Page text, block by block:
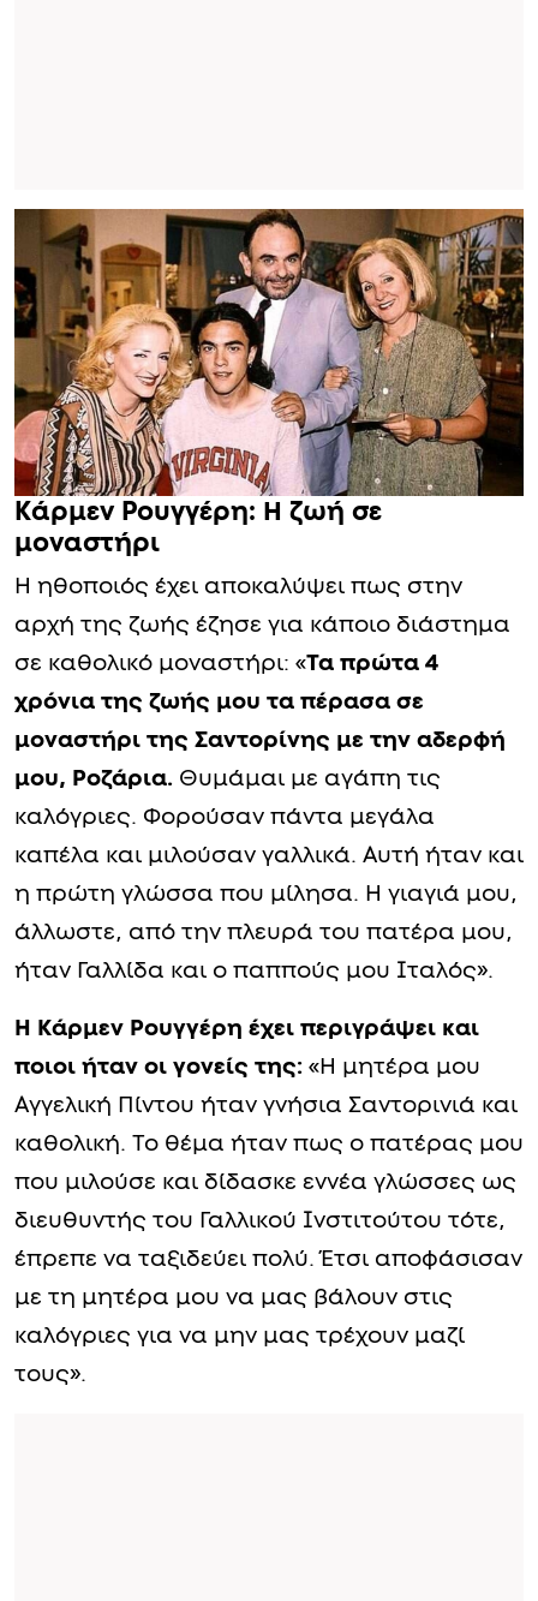
Κάρμεν Ρουγγέρη: Η ζωή σε
μοναστήρι
Η ηθοποιός έχει αποκαλύψει πως στην
αρχή της ζωής έζησε για κάποιο διάστημα
σε καθολικό μοναστήρι: «Τα πρώτα 4
χρόνια της ζωής μου τα πέρασα σε
μοναστήρι της Σαντορίνης με την αδερφή
μου, Ροζάρια. Θυμάμαι με αγάπη τις
καλόγριες. Φορούσαν πάντα μεγάλα
καπέλα και μιλούσαν γαλλικά. Αυτή ήταν και
η πρώτη γλώσσα που μίλησα. Η γιαγιά μου,
άλλωστε, από την πλευρά του πατέρα μου,
ήταν Γαλλίδα και ο παππούς μου Ιταλός».
Η Κάρμεν Ρουγγέρη έχει περιγράψει και
ποιοι ήταν οι γονείς της: «Η μητέρα μου
Αγγελική Πίντου ήταν γνήσια Σαντορινιά και
καθολική. Το θέμα ήταν πως ο πατέρας μου
που μιλούσε και δίδασκε εννέα γλώσσες ως
διευθυντής του Γαλλικού Ινστιτούτου τότε,
έπρεπε να ταξιδεύει πολύ. Έτσι αποφάσισαν
με τη μητέρα μου να μας βάλουν στις
καλόγριες για να μην μας τρέχουν μαζί
τους».